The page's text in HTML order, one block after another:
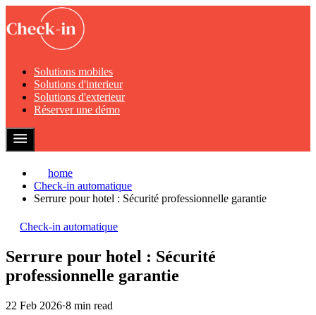
Solutions mobiles
Solutions d'interieur
Solutions d'exterieur
Réserver une démo
home
Check-in automatique
Serrure pour hotel : Sécurité professionnelle garantie
Check-in automatique
Serrure pour hotel : Sécurité
professionnelle garantie
22 Feb 2026·8 min read